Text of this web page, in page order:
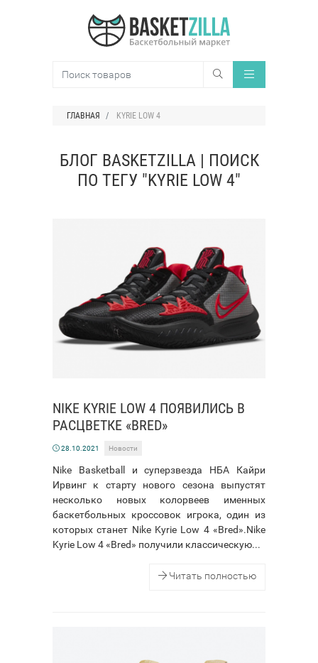
ГЛАВНАЯ KYRIE LOW 4
БЛОГ BASKETZILLA | ПОИСК
ПО ТЕГУ "KYRIE LOW 4"
NIKE KYRIE LOW 4 ПОЯВИЛИСЬ В
РАСЦВЕТКЕ «BRED»
28.10.2021 Новости
Nike Basketball и суперзвезда НБА Кайри
Ирвинг к старту нового сезона выпустят
несколько новых колорвеев именных
баскетбольных кроссовок игрока, один из
которых станет Nike Kyrie Low 4 «Bred».Nike
Kyrie Low 4 «Bred» получили классическую...
Читать полностью